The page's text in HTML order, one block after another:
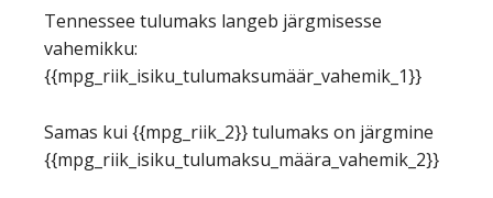
Tennessee tulumaks langeb järgmisesse
vahemikku:
{{mpg_riik_isiku_tulumaksumäär_vahemik_1}}
Samas kui {{mpg_riik_2}} tulumaks on järgmine
{{mpg_riik_isiku_tulumaksu_määra_vahemik_2}}